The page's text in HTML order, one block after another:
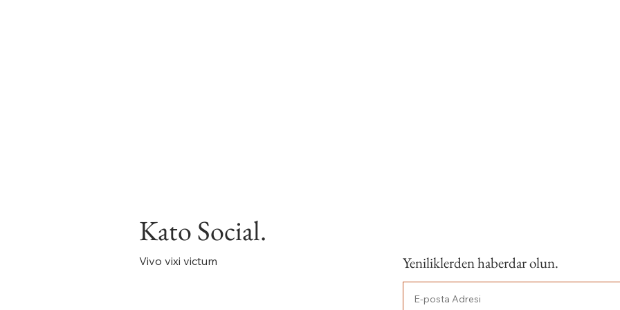
Kato Social.
Vivo vixi victum Yeniliklerden haberdar olun.